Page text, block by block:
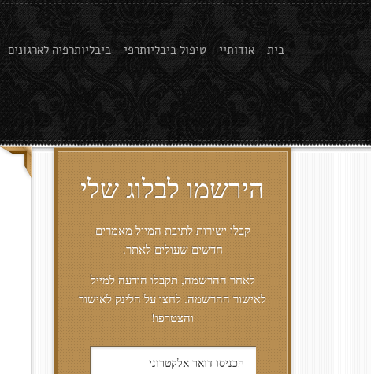
ביבליותרפיה לארגונים טיפול ביבליותרפי אודותיי בית
הירשמו לבלוג שלי
קבלו ישירות לתיבת המייל מאמרים
חדשים שעולים לאתר.
לאחר ההרשמה, תקבלו הודעה למייל
לאישור ההרשמה. לחצו על הלינק לאישור
והצטרפו!